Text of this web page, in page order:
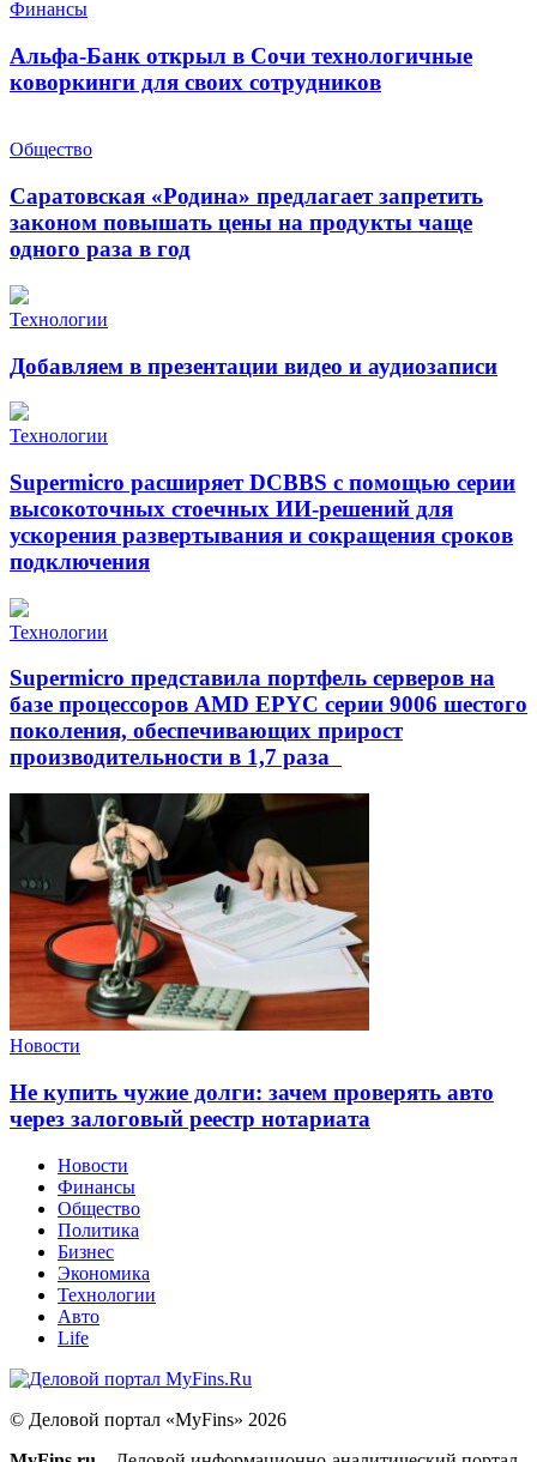
Финансы
Альфа-Банк открыл в Сочи технологичные
коворкинги для своих сотрудников
Общество
Саратовская «Родина» предлагает запретить
законом повышать цены на продукты чаще
одного раза в год
Технологии
Добавляем в презентации видео и аудиозаписи
Технологии
Supermicro расширяет DCBBS с помощью серии
высокоточных стоечных ИИ-решений для
ускорения развертывания и сокращения сроков
подключения
Технологии
Supermicro представила портфель серверов на
базе процессоров AMD EPYC серии 9006 шестого
поколения, обеспечивающих прирост
производительности в 1,7 раза
Новости
Не купить чужие долги: зачем проверять авто
через залоговый реестр нотариата
Новости
Финансы
Общество
Политика
Бизнес
Экономика
Технологии
Авто
Life
© Деловой портал «MyFins» 2026